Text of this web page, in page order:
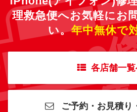
理救急便へお気軽にお
い。年中無休で
各店舗一
ご予約・お見積り